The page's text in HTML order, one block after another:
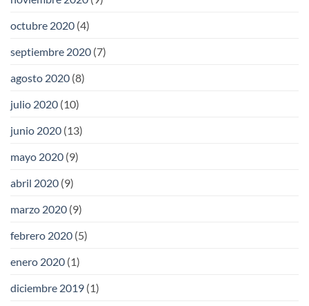
octubre 2020 (4)
septiembre 2020 (7)
agosto 2020 (8)
julio 2020 (10)
junio 2020 (13)
mayo 2020 (9)
abril 2020 (9)
marzo 2020 (9)
febrero 2020 (5)
enero 2020 (1)
diciembre 2019 (1)